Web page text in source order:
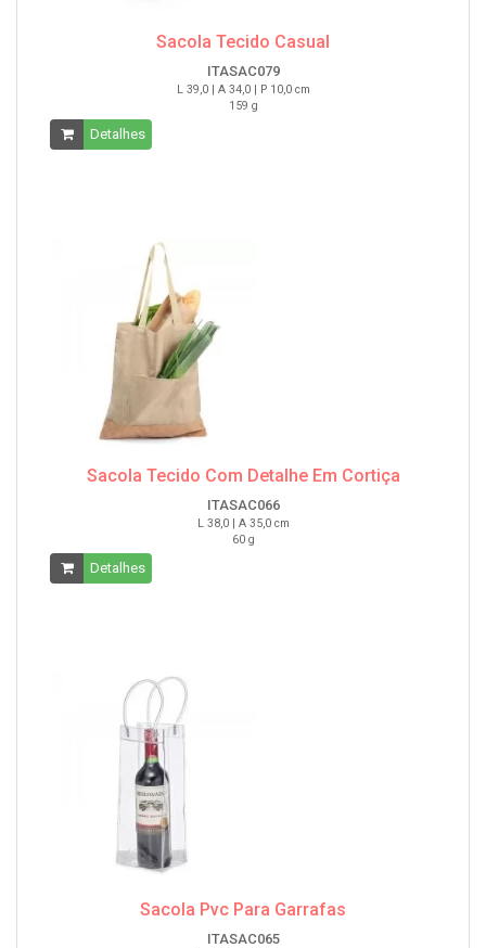
Sacola Tecido Casual
ITASAC079
L 39,0 | A 34,0 | P 10,0 cm
159 g
Detalhes
Sacola Tecido Com Detalhe Em Cortiça
ITASAC066
L 38,0 | A 35,0 cm
60 g
Detalhes
Sacola Pvc Para Garrafas
ITASAC065